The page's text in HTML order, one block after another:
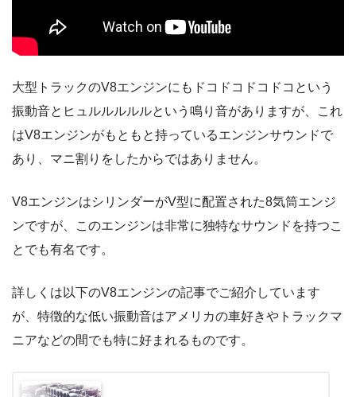
大型トラックのV8エンジンにもドコドコドコドコという
振動音とヒュルルルルルという鳴り音がありますが、これ
はV8エンジンがもともと持っているエンジンサウンドで
あり、マニ割りをしたからではありません。
V8エンジンはシリンダーがV型に配置された8気筒エンジ
ンですが、このエンジンは非常に独特なサウンドを持つこ
とでも有名です。
詳しくは以下のV8エンジンの記事でご紹介しています
が、特徴的な低い振動音はアメリカの車好きやトラックマ
ニアなどの間でも特に好まれるものです。